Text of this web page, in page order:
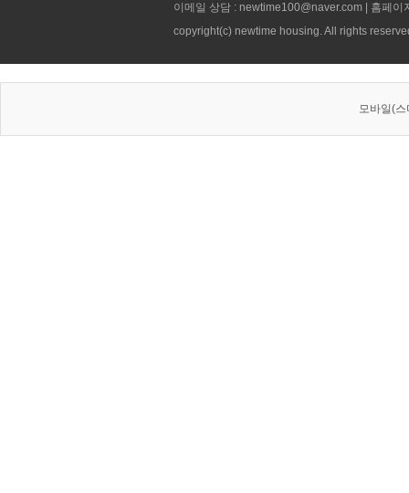
이메일 상담 : newtime100@naver.com | 홈페
copyright(c) newtime housing. All rights
모바일(